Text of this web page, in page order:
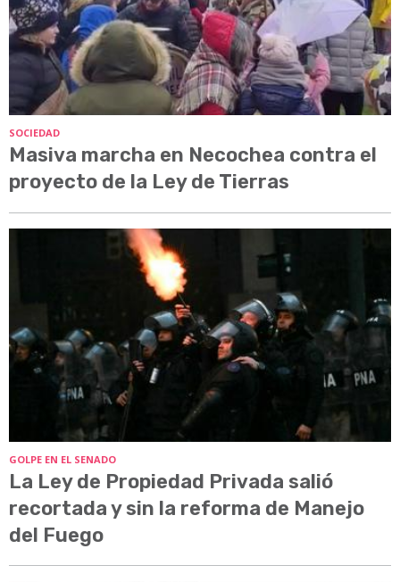
SOCIEDAD
Masiva marcha en Necochea contra el
proyecto de la Ley de Tierras
GOLPE EN EL SENADO
La Ley de Propiedad Privada salió
recortada y sin la reforma de Manejo
del Fuego